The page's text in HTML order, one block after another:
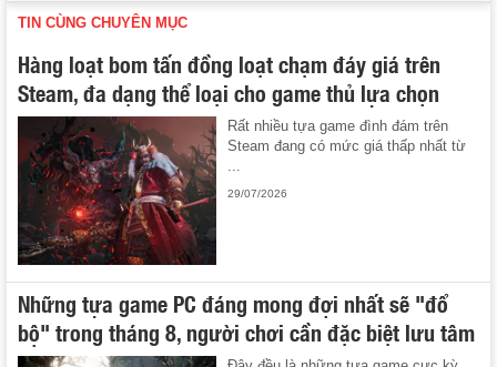
TIN CÙNG CHUYÊN MỤC
Hàng loạt bom tấn đồng loạt chạm đáy giá trên
Steam, đa dạng thể loại cho game thủ lựa chọn
Rất nhiều tựa game đình đám trên
Steam đang có mức giá thấp nhất từ
...
29/07/2026
Những tựa game PC đáng mong đợi nhất sẽ "đổ
bộ" trong tháng 8, người chơi cần đặc biệt lưu tâm